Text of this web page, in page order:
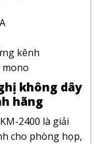
kênh
mono
không dây
hãng
2400 là giải
cho phòng họp,